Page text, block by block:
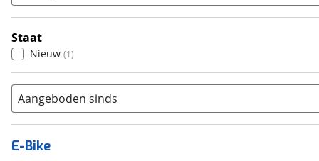
Staat
Nieuw (1)
Aangeboden sinds
E-Bike